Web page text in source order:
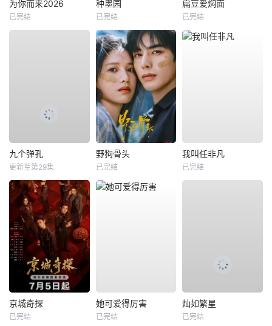
为你而来2026
已完结
种墨园
已完结
扁豆爱焖面
已完结
九个弹孔
更新至第29集
野狗骨头
已完结
我叫任非凡
已完结
京城奇探
已完结
她可爱得厉害
已完结
灿如繁星
已完结